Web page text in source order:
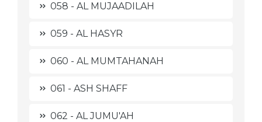
058 - AL MUJAADILAH
059 - AL HASYR
060 - AL MUMTAHANAH
061 - ASH SHAFF
062 - AL JUMU'AH